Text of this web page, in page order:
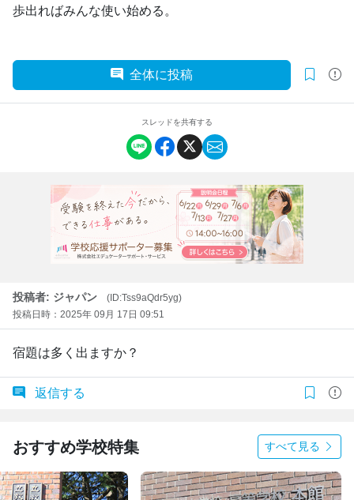
歩出ればみんな使い始める。
全体に投稿
スレッドを共有する
投稿者: ジャパン
(ID:Tss9aQdr5yg)
投稿日時：2025年 09月 17日 09:51
宿題は多く出ますか？
返信する
おすすめ学校特集 すべて見る